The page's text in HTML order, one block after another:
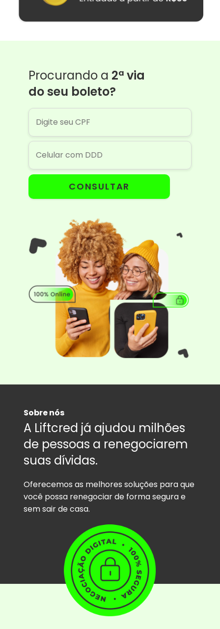
Procurando a 2ª via
do seu boleto?
CONSULTAR
Sobre nós
A Liftcred já ajudou milhões
de pessoas a renegociarem
suas dívidas.
Oferecemos as melhores soluções para que
você possa renegociar de forma segura e
sem sair de casa.